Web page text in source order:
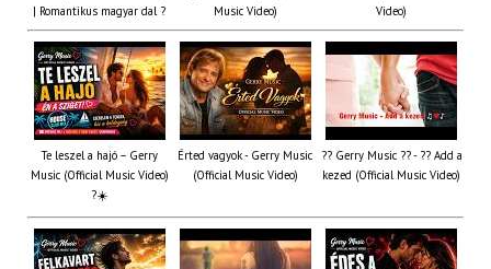
| Romantikus magyar dal ?
Music Video)
Video)
Te leszel a hajó – Gerry
Music (Official Music Video)
?☀️
Érted vagyok - Gerry Music
(Official Music Video)
?? Gerry Music ?? - ?? Add a
kezed (Official Music Video)